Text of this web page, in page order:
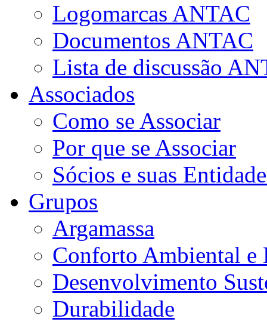
Logomarcas ANTAC
Documentos ANTAC
Lista de discussão
Associados
Como se Associar
Por que se Associar
Sócios e suas
Grupos
Argamassa
Conforto Ambiental e
Desenvolvimento
Durabilidade